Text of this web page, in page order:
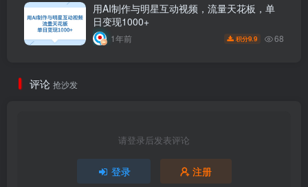
用AI制作与明星互动视频，流量天花板，单
日变现1000+
1年前 积分9.9 68
评论 抢沙发
请登录后发表评论
登录 注册